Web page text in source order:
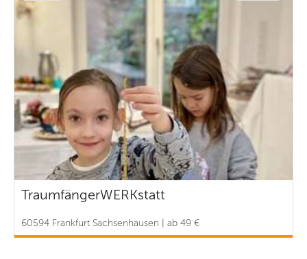
TraumfängerWERKstatt
60594 Frankfurt Sachsenhausen | ab 49 €